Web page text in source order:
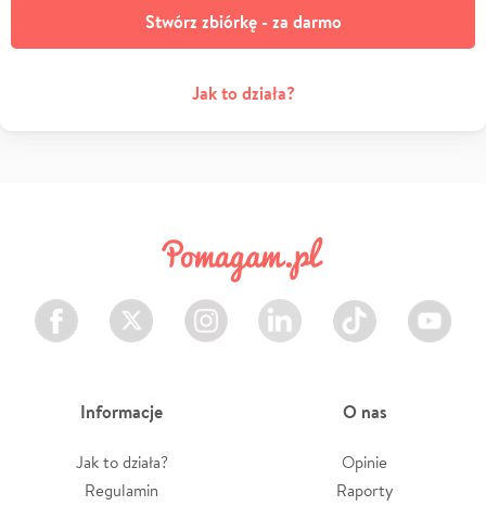
Stwórz zbiórkę - za darmo
Jak to działa?
Facebook Twitter Instagram LinkedIn TikTok Youtube
Informacje
Jak to działa?
Regulamin
O nas
Opinie
Raporty